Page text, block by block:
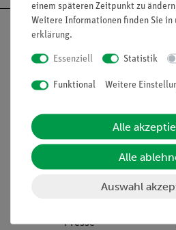
Informationen
Unternehmen
Presse
einem späteren Zeitpunkt zu
Weitere Informationen finden Sie in
erklärung.
Essenziell Statistik
Funktional Weitere
Alle
Alle
Auswahl